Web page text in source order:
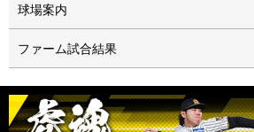
球場案内
ファーム試合結果